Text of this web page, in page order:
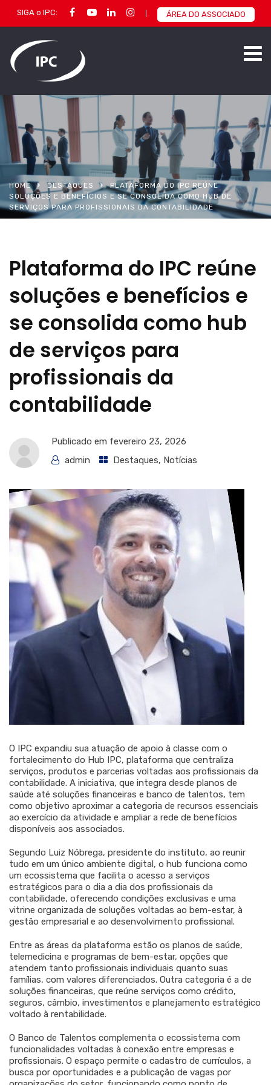
SIGA o IPC: ÁREA DO ASSOCIADO
HOME DESTAQUES
PLATAFORMA DO IPC REÚNE
SOLUÇÕES E BENEFÍCIOS E SE CONSOLIDA COMO HUB DE
SERVIÇOS PARA PROFISSIONAIS DA CONTABILIDADE
Plataforma do IPC reúne
soluções e benefícios e
se consolida como hub
de serviços para
profissionais da
contabilidade
Publicado em fevereiro 23, 2026
admin
Destaques, Notícias
O IPC expandiu sua atuação de apoio à classe com o
fortalecimento do Hub IPC, plataforma que centraliza
serviços, produtos e parcerias voltadas aos profissionais da
contabilidade. A iniciativa, que integra desde planos de
saúde até soluções financeiras e banco de talentos, tem
como objetivo aproximar a categoria de recursos essenciais
ao exercício da atividade e ampliar a rede de benefícios
disponíveis aos associados.
Segundo Luiz Nóbrega, presidente do instituto, ao reunir
tudo em um único ambiente digital, o hub funciona como
um ecossistema que facilita o acesso a serviços
estratégicos para o dia a dia dos profissionais da
contabilidade, oferecendo condições exclusivas e uma
vitrine organizada de soluções voltadas ao bem-estar, à
gestão empresarial e ao desenvolvimento profissional.
Entre as áreas da plataforma estão os planos de saúde,
telemedicina e programas de bem-estar, opções que
atendem tanto profissionais individuais quanto suas
famílias, com valores diferenciados. Outra categoria é a de
soluções financeiras, que reúne serviços como crédito,
seguros, câmbio, investimentos e planejamento estratégico
voltado à rentabilidade.
O Banco de Talentos complementa o ecossistema com
funcionalidades voltadas à conexão entre empresas e
profissionais. O espaço permite o cadastro de currículos, a
busca por oportunidades e a publicação de vagas por